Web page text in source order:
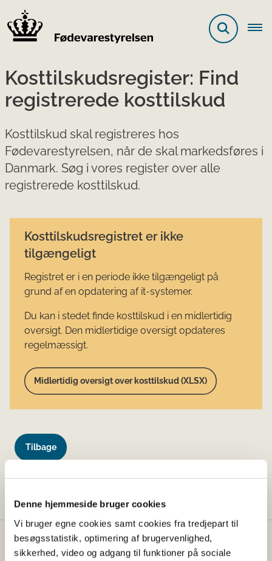
Denne hjemmeside bruger cookies
Vi bruger egne cookies samt cookies fra tredjepart til
besøgsstatistik, optimering af brugervenlighed,
sikkerhed, video og adgang til funktioner på sociale
Kosttilskudsregister: Find
registrerede kosttilskud
Kosttilskud skal registreres hos
Fødevarestyrelsen, når de skal markedsføres i
Danmark. Søg i vores register over alle
registrerede kosttilskud.
Kosttilskudsregistret er ikke
tilgængeligt
Registret er i en periode ikke tilgængeligt på
grund af en opdatering af it-systemer.
Du kan i stedet finde kosttilskud i en midlertidig
oversigt. Den midlertidige oversigt opdateres
regelmæssigt.
Midlertidig oversigt over kosttilskud (XLSX)
Tilbage
Fødevarestyrelsen